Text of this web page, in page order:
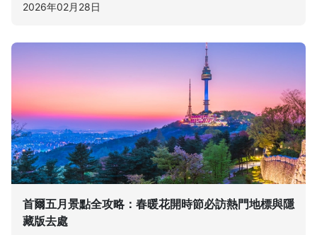
2026年02月28日
首爾五月景點全攻略：春暖花開時節必訪熱門地標與隱
藏版去處